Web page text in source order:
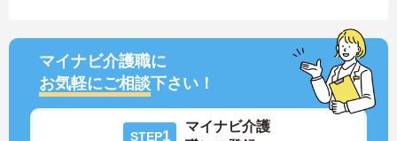
マイナビ介護職に
お気軽にご相談下さい！
STEP1
マイナビ介護